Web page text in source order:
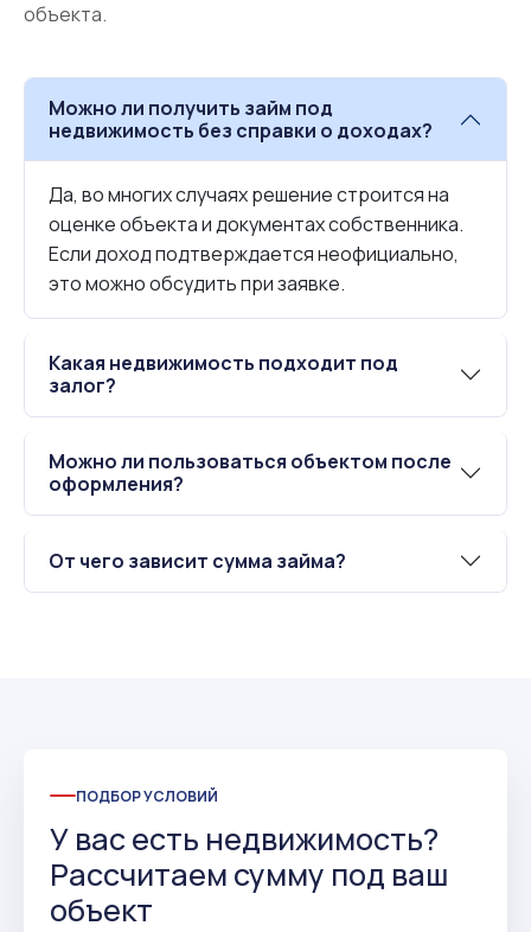
объекта.
Можно ли получить займ под
недвижимость без справки о доходах?
Да, во многих случаях решение строится на
оценке объекта и документах собственника.
Если доход подтверждается неофициально,
это можно обсудить при заявке.
Какая недвижимость подходит под
залог?
Можно ли пользоваться объектом после
оформления?
От чего зависит сумма займа?
ПОДБОР УСЛОВИЙ
У вас есть недвижимость?
Рассчитаем сумму под ваш
объект